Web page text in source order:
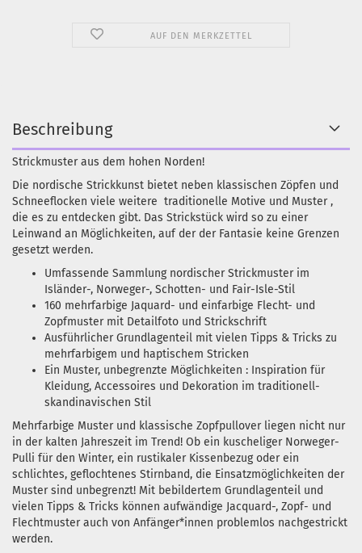
AUF DEN MERKZETTEL
Beschreibung
Strickmuster aus dem hohen Norden!
Die nordische Strickkunst bietet neben klassischen Zöpfen und
Schneeflocken viele weitere traditionelle Motive und Muster,
die es zu entdecken gibt. Das Strickstück wird so zu einer
Leinwand an Möglichkeiten, auf der der Fantasie keine Grenzen
gesetzt werden.
Umfassende Sammlung nordischer Strickmuster im
Isländer-, Norweger-, Schotten- und Fair-Isle-Stil
160 mehrfarbige Jaquard- und einfarbige Flecht- und
Zopfmuster mit Detailfoto und Strickschrift
Ausführlicher Grundlagenteil mit vielen Tipps & Tricks zu
mehrfarbigem und haptischem Stricken
Ein Muster, unbegrenzte Möglichkeiten : Inspiration für
Kleidung, Accessoires und Dekoration im traditionell-
skandinavischen Stil
Mehrfarbige Muster und klassische Zopfpullover liegen nicht nur
in der kalten Jahreszeit im Trend! Ob ein kuscheliger Norweger-
Pulli für den Winter, ein rustikaler Kissenbezug oder ein
schlichtes, geflochtenes Stirnband, die Einsatzmöglichkeiten der
Muster sind unbegrenzt! Mit bebildertem Grundlagenteil und
vielen Tipps & Tricks können aufwändige Jacquard-, Zopf- und
Flechtmuster auch von Anfänger*innen problemlos nachgestrickt
werden.